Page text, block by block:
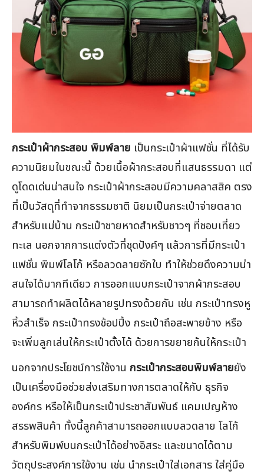
กระเป๋าผ้ากระสอบ พิมพ์ลาย เป็นกระเป๋าผ้าแฟชั่น ที่ได้รับ
ความนิยมในขณะนี้ ด้วยเนื้อผ้ากระสอบที่แสนธรรมดา แต่
ดูโดดเด่นน่าสนใจ กระเป๋าผ้ากระสอบมีความคลาสสิค ตรง
ที่เป็นวัสดุที่ทำจากธรรมชาติ นิยมเป็นกระเป๋าจ่ายตลาด
สำหรับแม่บ้าน กระเป๋าชายหาดสำหรับชาวๆ ที่ชอบเที่ยว
ทะเล นอกจากการแต่งตัวที่ชุดปังค์ๆ แล้วการที่มีกระเป๋า
แฟชั่น พิมพ์โลโก้ หรือลวดลายซักใบ ทำให้ช่วยดึงความน่า
สนใจได้มากทีเดียว การออกแบบกระเป๋าจากผ้ากระสอบ
สามารถทำผลิตได้หลายรูปทรงด้วยกัน เช่น กระเป๋าทรงหู
หิ้วสำเร็จ กระเป๋าทรงช้อปปิ้ง กระเป๋าถือสะพายข้าง หรือ
จะเพิ่มลูกเล่นให้กระเป๋าตั้งได้ ด้วยการขยายก้นให้กระเป๋า
นอกจากประโยชน์การใช้งาน กระเป๋ากระสอบพิมพ์ลายยัง
เป็นเครื่องมือช่วยส่งเสริมทางการตลาดให้กับ ธุรกิจ
องค์กร หรือให้เป็นกระเป๋าประชาสัมพันธ์ แคมเปญห้าง
สรรพสินค้า ทั้งนี้ลูกค้าสามารถออกแบบลวดลาย โลโก้
สำหรับพิมพ์บนกระเป๋าได้อย่างอิสระ และขนาดได้ตาม
วัตถุประสงค์การใช้งาน เช่น นำกระเป๋าใส่เอกสาร ใส่คู่มือ